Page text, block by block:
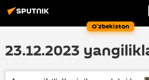
O‘zbekiston
23.12.2023